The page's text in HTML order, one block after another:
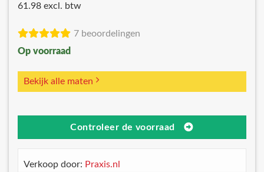
61.98 excl. btw
7 beoordelingen
Op voorraad
Bekijk alle maten
Controleer de voorraad
Verkoop door: Praxis.nl